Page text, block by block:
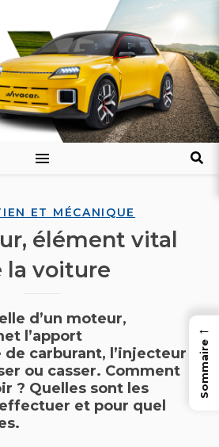
ET MÉCANIQUE
élément vital
la voiture
l’apport
carburant, l’injecteur
ou casser. Comment
? Quelles sont les
et pour quel
←
Sommaire